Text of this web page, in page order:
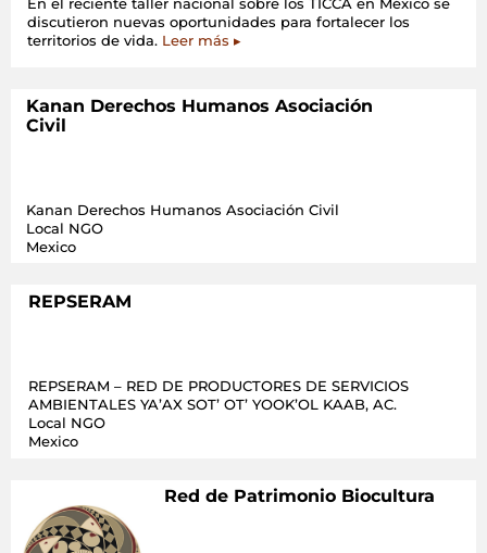
discutieron nuevas oportunidades para fortalecer los
territorios de vida. Leer más ▸
Kanan Derechos Humanos Asociación
Civil
Kanan Derechos Humanos Asociación Civil
Local NGO
Mexico
REPSERAM
REPSERAM – RED DE PRODUCTORES DE SERVICIOS
AMBIENTALES YA’AX SOT’ OT’ YOOK’OL KAAB, AC.
Local NGO
Mexico
Red de Patrimonio Biocultura